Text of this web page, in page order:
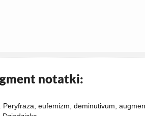
notatki:
Peryfraza, eufemizm, deminutivum,